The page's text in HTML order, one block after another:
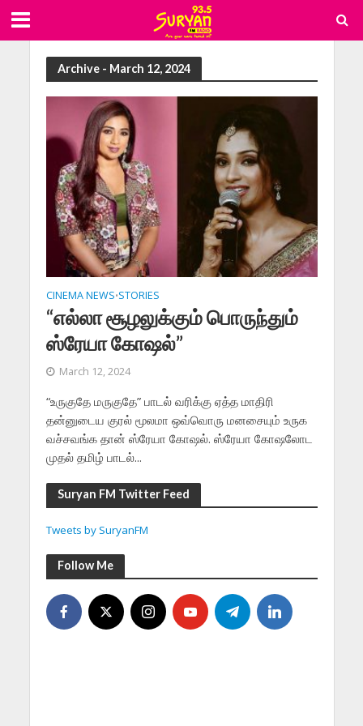
Archive - March 12, 2024
CINEMA NEWS•STORIES
“எல்லா சூழலுக்கும் பொருந்தும்
ஸ்ரேயா கோஷல்”
March 12, 2024
“உருகுதே மருகுதே” பாடல் வரிக்கு ஏத்த மாதிரி
தன்னுடைய குரல் மூலமா ஒவ்வொரு மனசையும் உருக
வச்சவங்க தான் ஸ்ரேயா கோஷல். ஸ்ரேயா கோஷலோட
முதல் தமிழ் பாடல்...
Suryan FM Twitter Feed
Tweets by SuryanFM
Follow Me